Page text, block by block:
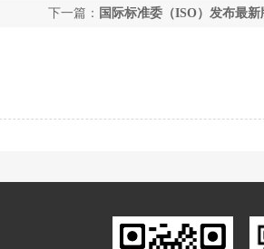
下一篇： 国际标准委（ISO）发布最